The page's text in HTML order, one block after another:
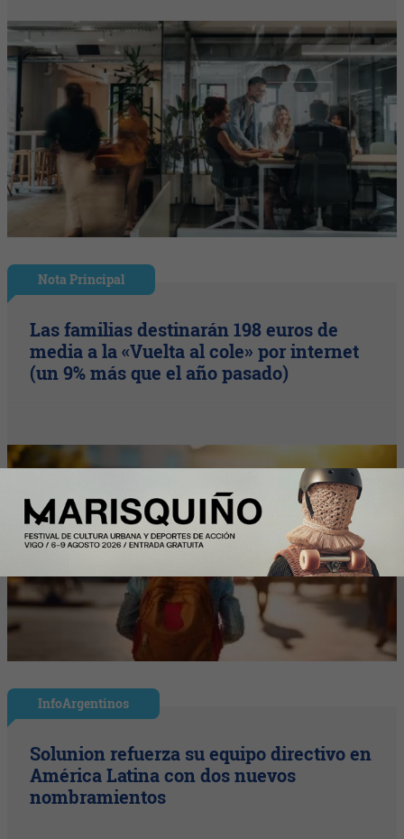
Nota Principal
Las familias destinarán 198 euros de
media a la «Vuelta al cole» por internet
(un 9% más que el año pasado)
InfoArgentinos
Solunion refuerza su equipo directivo en
América Latina con dos nuevos
nombramientos